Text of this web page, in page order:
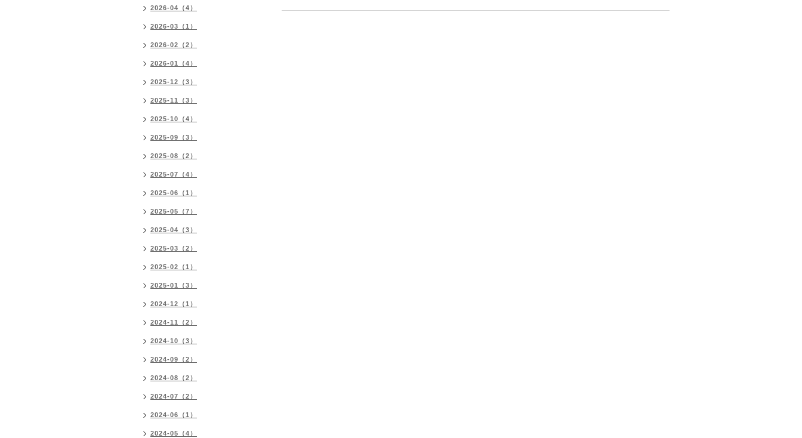
2026-04（4）
2026-03（1）
2026-02（2）
2026-01（4）
2025-12（3）
2025-11（3）
2025-10（4）
2025-09（3）
2025-08（2）
2025-07（4）
2025-06（1）
2025-05（7）
2025-04（3）
2025-03（2）
2025-02（1）
2025-01（3）
2024-12（1）
2024-11（2）
2024-10（3）
2024-09（2）
2024-08（2）
2024-07（2）
2024-06（1）
2024-05（4）